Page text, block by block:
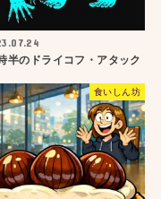
半のドライコフ・アタック
食いしん坊